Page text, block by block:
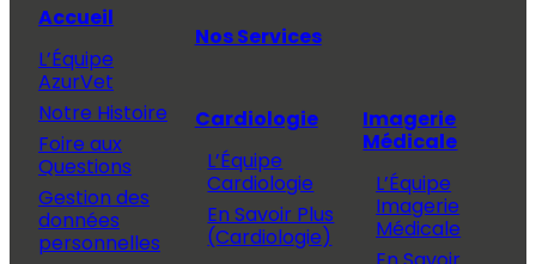
Accueil
L’Équipe
AzurVet
Notre Histoire
Foire aux
Questions
Gestion des
données
personnelles
Nos Services
Cardiologie
L’Équipe
Cardiologie
En Savoir Plus
(Cardiologie)
Imagerie
Médicale
L’Équipe
Imagerie
Médicale